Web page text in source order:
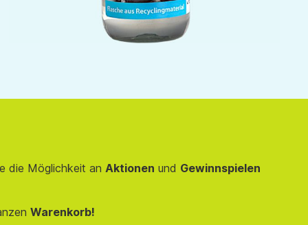
die Möglichkeit an Aktionen und Gewinnspielen
Warenkorb!